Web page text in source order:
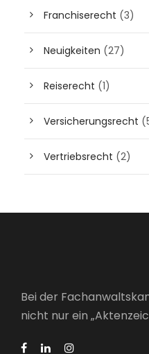
Franchiserecht (3)
Neuigkeiten (27)
Reiserecht (1)
Versicherungsrecht
Vertriebsrecht (2)
Bei der
nicht nur ein